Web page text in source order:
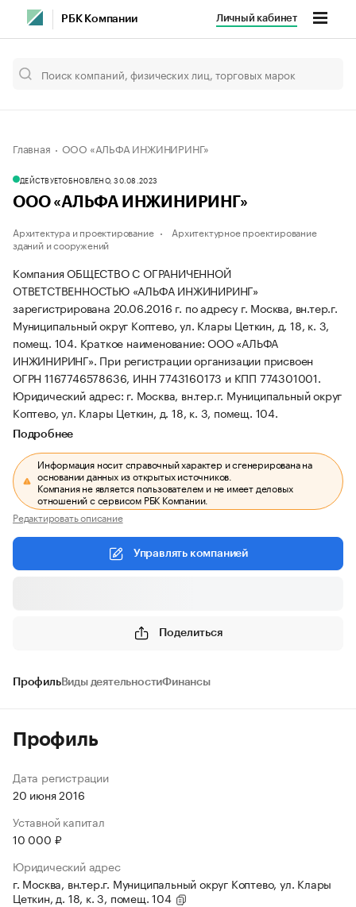
РБК Компании Личный кабинет
Главная ООО «АЛЬФА ИНЖИНИРИНГ»
ДЕЙСТВУЕТОБНОВЛЕНО, 30.08.2023
ООО «АЛЬФА ИНЖИНИРИНГ»
Архитектура и проектирование
Архитектурное проектирование
зданий и сооружений
Компания ОБЩЕСТВО С ОГРАНИЧЕННОЙ
ОТВЕТСТВЕННОСТЬЮ «АЛЬФА ИНЖИНИРИНГ»
зарегистрирована 20.06.2016 г. по адресу г. Москва, вн.тер.г.
Муниципальный округ Коптево, ул. Клары Цеткин, д. 18, к. 3,
помещ. 104. Краткое наименование: ООО «АЛЬФА
ИНЖИНИРИНГ». При регистрации организации присвоен
ОГРН 1167746578636, ИНН 7743160173 и КПП 774301001.
Юридический адрес: г. Москва, вн.тер.г. Муниципальный округ
Коптево, ул. Клары Цеткин, д. 18, к. 3, помещ. 104.
Подробнее
Информация носит справочный характер и сгенерирована на
основании данных из открытых источников.
Компания не является пользователем и не имеет деловых
отношений с сервисом РБК Компании.
Редактировать описание
Управлять компанией
Поделиться
ПрофильВиды деятельностиФинансы
Профиль
Дата регистрации
20 июня 2016
Уставной капитал
10 000 ₽
Юридический адрес
г. Москва, вн.тер.г. Муниципальный округ Коптево, ул. Клары
Цеткин, д. 18, к. 3, помещ. 104